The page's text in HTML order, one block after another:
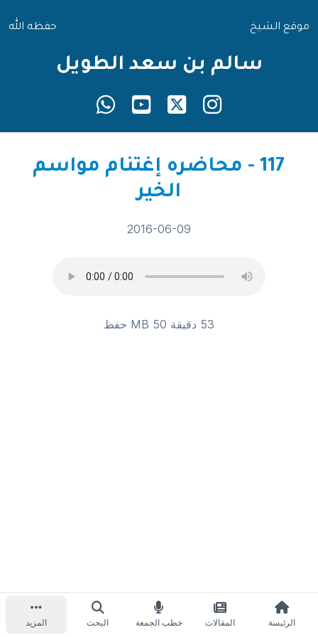
موقع الشيخ حفظه الله
سالم بن سعد الطويل
117 - محاضره إغتنام مواسم
الخير
2016-06-09
53 دقيقة 50 MB حفظ
الرئيسة المقالات خطب الجمعة البحث المزيد